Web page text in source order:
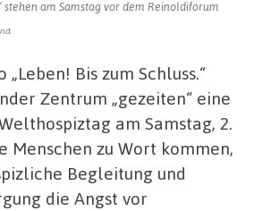
stehen am Samstag vor dem Reinoldiforum
Bis zum Schluss.“
Zentrum „gezeiten“ eine
am Samstag, 2.
Menschen zu Wort kommen,
Begleitung und
die Angst vor